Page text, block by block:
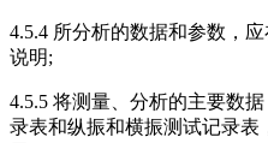
4.5.4 所分析的数据和参数，
说明;
4.5.5 将测量、分析的主要数
录表和纵振和横振测试记录表